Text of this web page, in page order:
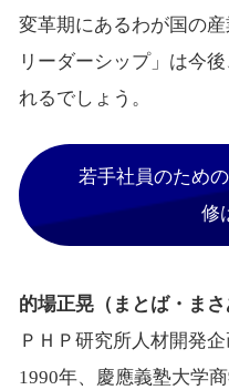
変革期にあるわが国の
リーダーシップ」は今
れるでしょう。
若手社員のため
修
的場正晃（まとば・まさ
ＰＨＰ研究所人材開発
1990年、慶應義塾大学